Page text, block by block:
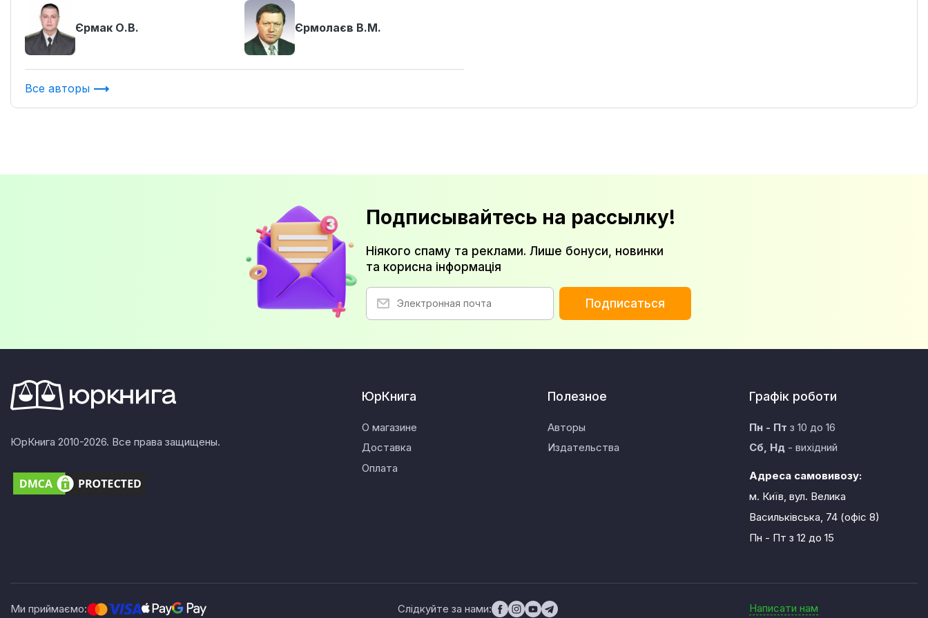
Єрмак О.В. Єрмолаєв В.М.
Все авторы
Подписывайтесь на рассылку!
Ніякого спаму та реклами. Лише бонуси, новинки
та корисна інформація
Подписаться
ЮрКнига 2010-2026. Все права защищены.
ЮрКнига
О магазине
Доставка
Оплата
Полезное
Авторы
Издательства
Графік роботи
Пн - Пт з 10 до 16
Сб, Нд- вихідний
Адреса самовивозу:
м. Київ, вул. Велика
Васильківська, 74 (офіс 8)
Пн - Пт з 12 до 15
Ми приймаємо: Слідкуйте за нами: Написати нам